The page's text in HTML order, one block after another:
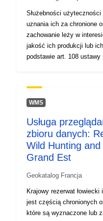
expression of the genes.
Służebności
uznania ich za chronione
zachowanie leży w
jakość ich produkcji lub
podstawie art. 108
obszarów rolnych i
obszarów wiejskich i
1-4 do R. 112-1-10
mnóstwo służebności
prawne, powiązane tabele
wykaz czynów, lista
publicznej wynikające z
obszary rolne, których
ogólnym ze względu na
położenie geograficzne
99-574 z dnia 9 lipca
WMS
Usługa
zbioru danych:
Wild Hunting
Grand Est
Geokatalog Francja
Krajowy rezerwat
jest częścią chronionych
które są wyznaczone lub